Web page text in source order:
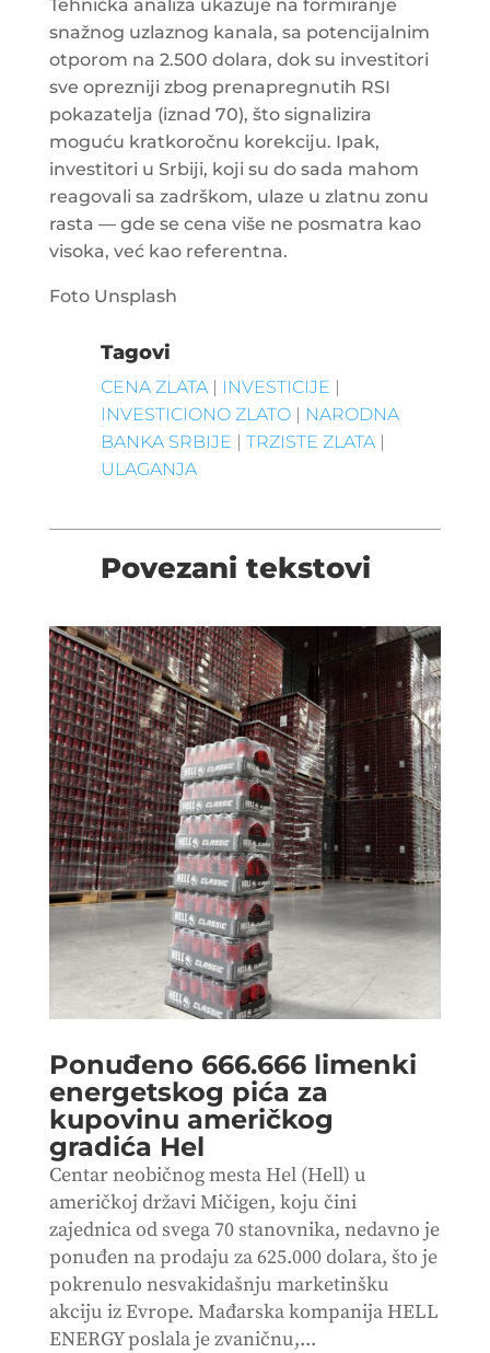
Tehnička analiza ukazuje na formiranje
snažnog uzlaznog kanala, sa potencijalnim
otporom na 2.500 dolara, dok su investitori
sve oprezniji zbog prenapregnutih RSI
pokazatelja (iznad 70), što signalizira
moguću kratkoročnu korekciju. Ipak,
investitori u Srbiji, koji su do sada mahom
reagovali sa zadrškom, ulaze u zlatnu zonu
rasta — gde se cena više ne posmatra kao
visoka, već kao referentna.
Foto Unsplash
Tagovi
CENA ZLATA| INVESTICIJE
INVESTICIONO ZLATO|
NARODNA
BANKA SRBIJE
TRZISTE ZLATA|
ULAGANJA
Povezani tekstovi
Ponuđeno 666.666 limenki
energetskog pića za
kupovinu američkog
gradića Hel
Centar neobičnog mesta Hel (Hell) u
američkoj državi Mičigen, koju čini
zajednica od svega 70 stanovnika, nedavno je
ponuđen na prodaju za 625.000 dolara, što je
pokrenulo nesvakidašnju marketinšku
akciju iz Evrope. Mađarska kompanija HELL
ENERGY poslala je zvaničnu,...